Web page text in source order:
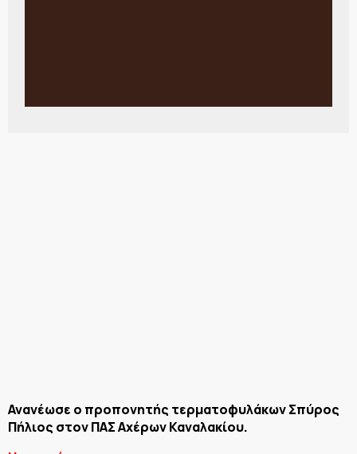
Ανανέωσε ο προπονητής τερματοφυλάκων Σπύρος
Πήλιος στον ΠΑΣ Αχέρων Καναλακίου.